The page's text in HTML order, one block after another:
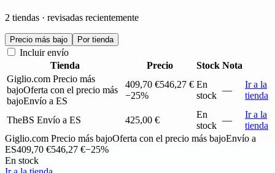
2 tiendas · revisadas recientemente
Precio más bajo Por tienda
Incluir envío
Tienda
Precio Stock Nota
Giglio.com Precio más
bajoOferta con el precio más
bajoEnvío a ES
409,70 €546,27 €
−25%
En
stock
—
Ir a la
tienda
TheBS Envío a ES 425,00 €
En
stock
—
Ir a la
tienda
Giglio.com Precio más bajoOferta con el precio más bajoEnvío a
ES409,70 €546,27 €−25%
En stock